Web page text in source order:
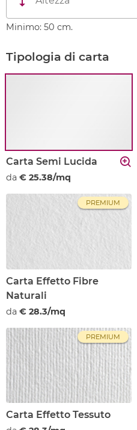
Minimo: 50 cm.
Tipologia di carta
Carta Semi Lucida
da € 25.38/mq
PREMIUM
Carta Effetto Fibre
Naturali
da € 28.3/mq
PREMIUM
Carta Effetto Tessuto